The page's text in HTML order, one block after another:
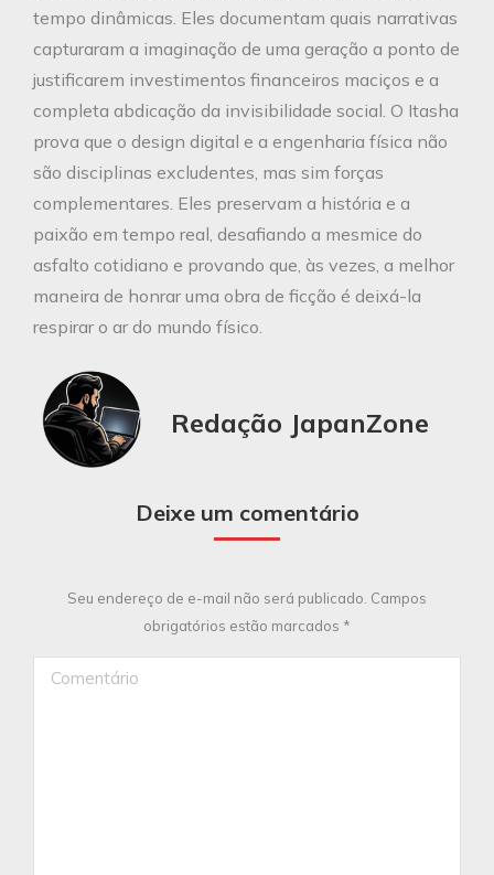
tempo dinâmicas. Eles documentam quais narrativas
capturaram a imaginação de uma geração a ponto de
justificarem investimentos financeiros maciços e a
completa abdicação da invisibilidade social. O Itasha
prova que o design digital e a engenharia física não
são disciplinas excludentes, mas sim forças
complementares. Eles preservam a história e a
paixão em tempo real, desafiando a mesmice do
asfalto cotidiano e provando que, às vezes, a melhor
maneira de honrar uma obra de ficção é deixá-la
respirar o ar do mundo físico.
Redação JapanZone
Deixe um comentário
Seu endereço de e-mail não será publicado. Campos
obrigatórios estão marcados *
Comentário